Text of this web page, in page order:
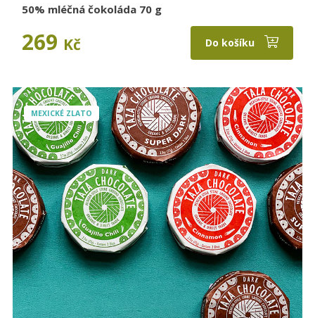
50% mléčná čokoláda 70 g
269 Kč Do košíku
MEXICKÉ ZLATO